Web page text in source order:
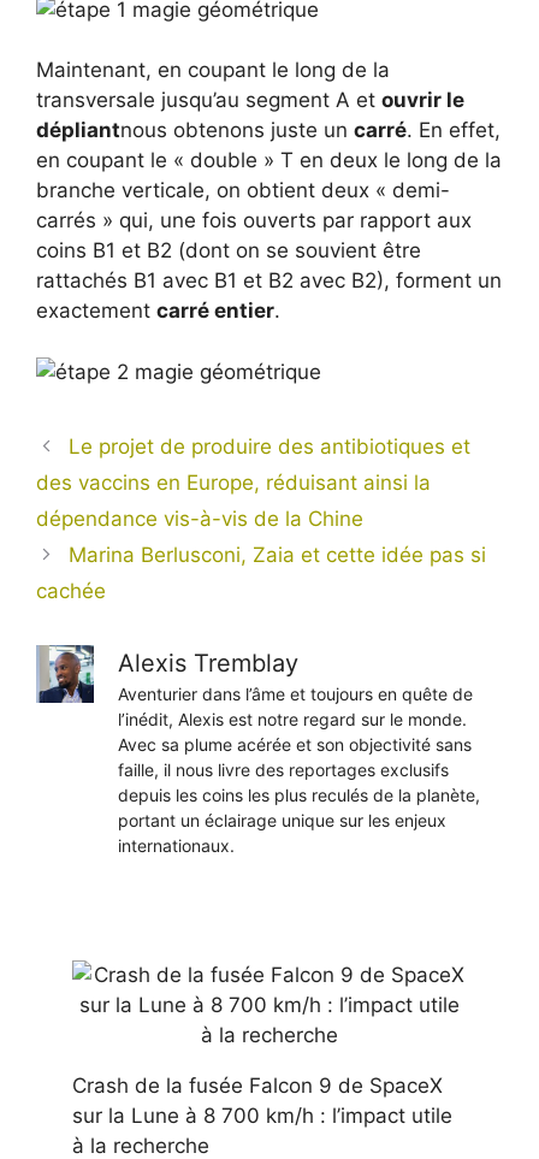
Maintenant, en coupant le long de la
transversale jusqu’au segment A et ouvrir le
dépliantnous obtenons juste un carré. En effet,
en coupant le « double » T en deux le long de la
branche verticale, on obtient deux « demi-
carrés » qui, une fois ouverts par rapport aux
coins B1 et B2 (dont on se souvient être
rattachés B1 avec B1 et B2 avec B2), forment un
exactement carré entier.
Le projet de produire des antibiotiques et
des vaccins en Europe, réduisant ainsi la
dépendance vis-à-vis de la Chine
Marina Berlusconi, Zaia et cette idée pas si
cachée
Alexis Tremblay
Aventurier dans l’âme et toujours en quête de
l’inédit, Alexis est notre regard sur le monde.
Avec sa plume acérée et son objectivité sans
faille, il nous livre des reportages exclusifs
depuis les coins les plus reculés de la planète,
portant un éclairage unique sur les enjeux
internationaux.
Crash de la fusée Falcon 9 de SpaceX
sur la Lune à 8 700 km/h : l’impact utile
à la recherche